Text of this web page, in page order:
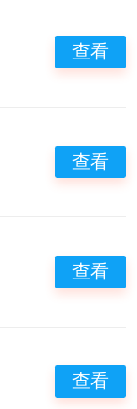
查看
件 AI创作
查看
AI创作
查看
度
查看